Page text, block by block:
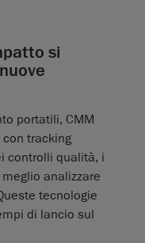
si
portatili, CMM
tracking
controlli qualità, i
analizzare
tecnologie
di lancio sul